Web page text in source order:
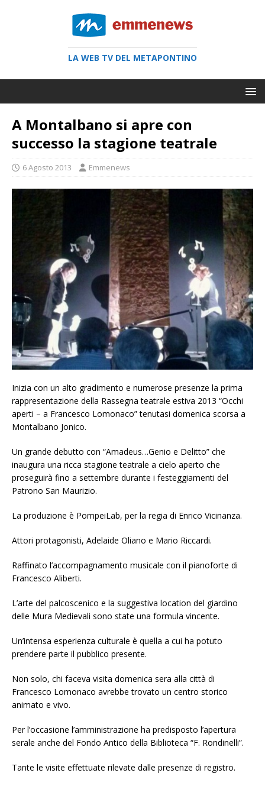
LA WEB TV DEL METAPONTINO
A Montalbano si apre con
successo la stagione teatrale
6 Agosto 2013 Emmenews
Inizia con un alto gradimento e numerose presenze la prima
rappresentazione della Rassegna teatrale estiva 2013 “Occhi
aperti – a Francesco Lomonaco” tenutasi domenica scorsa a
Montalbano Jonico.
Un grande debutto con “Amadeus…Genio e Delitto” che
inaugura una ricca stagione teatrale a cielo aperto che
proseguirà fino a settembre durante i festeggiamenti del
Patrono San Maurizio.
La produzione è PompeiLab, per la regia di Enrico Vicinanza.
Attori protagonisti, Adelaide Oliano e Mario Riccardi.
Raffinato l’accompagnamento musicale con il pianoforte di
Francesco Aliberti.
L’arte del palcoscenico e la suggestiva location del giardino
delle Mura Medievali sono state una formula vincente.
Un’intensa esperienza culturale è quella a cui ha potuto
prendere parte il pubblico presente.
Non solo, chi faceva visita domenica sera alla città di
Francesco Lomonaco avrebbe trovato un centro storico
animato e vivo.
Per l’occasione l’amministrazione ha predisposto l’apertura
serale anche del Fondo Antico della Biblioteca “F. Rondinelli”.
Tante le visite effettuate rilevate dalle presenze di registro.